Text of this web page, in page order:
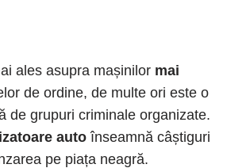
ales asupra mașinilor mai
de ordine, de multe ori este o
de grupuri criminale organizate.
auto înseamnă câștiguri
pe piața neagră.